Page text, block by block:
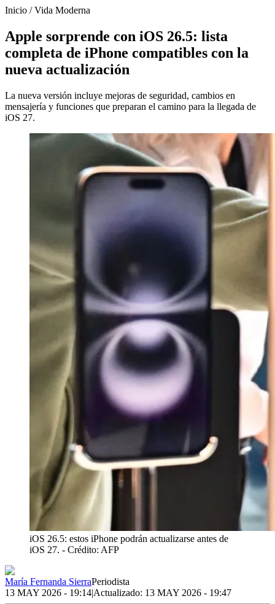
Inicio /Vida Moderna
Apple sorprende con iOS 26.5: lista
completa de iPhone compatibles con la
nueva actualización
La nueva versión incluye mejoras de seguridad, cambios en
mensajería y funciones que preparan el camino para la llegada de
iOS 27.
iOS 26.5: estos iPhone podrán actualizarse antes de
iOS 27. - Crédito: AFP
María Fernanda SierraPeriodista
13 MAY 2026 - 19:14|Actualizado: 13 MAY 2026 - 19:47